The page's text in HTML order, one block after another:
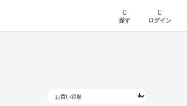
探す
ログイン